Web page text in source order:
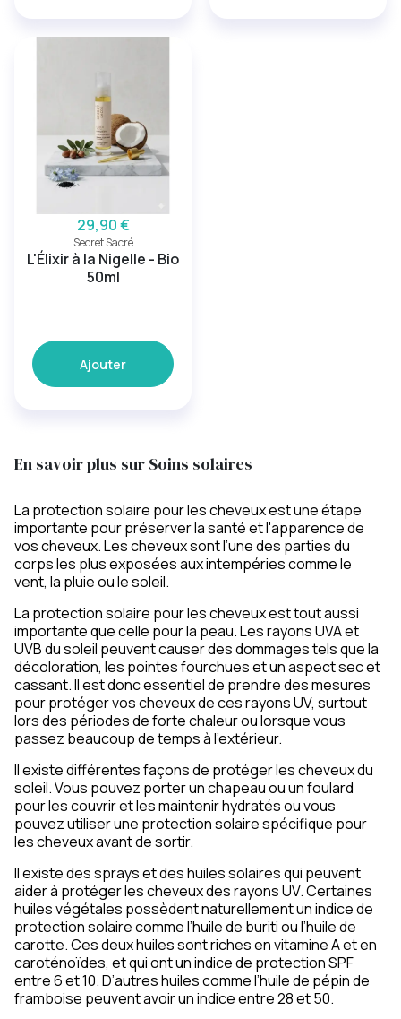
29,90 €
Secret Sacré
L'Élixir à la Nigelle - Bio
50ml
Ajouter
En savoir plus sur Soins solaires
La protection solaire pour les cheveux est une étape
importante pour préserver la santé et l'apparence de
vos cheveux. Les cheveux sont l’une des parties du
corps les plus exposées aux intempéries comme le
vent, la pluie ou le soleil.
La protection solaire pour les cheveux est tout aussi
importante que celle pour la peau. Les rayons UVA et
UVB du soleil peuvent causer des dommages tels que la
décoloration, les pointes fourchues et un aspect sec et
cassant. Il est donc essentiel de prendre des mesures
pour protéger vos cheveux de ces rayons UV, surtout
lors des périodes de forte chaleur ou lorsque vous
passez beaucoup de temps à l'extérieur.
Il existe différentes façons de protéger les cheveux du
soleil. Vous pouvez porter un chapeau ou un foulard
pour les couvrir et les maintenir hydratés ou vous
pouvez utiliser une protection solaire spécifique pour
les cheveux avant de sortir.
Il existe des sprays et des huiles solaires qui peuvent
aider à protéger les cheveux des rayons UV. Certaines
huiles végétales possèdent naturellement un indice de
protection solaire comme l’huile de buriti ou l’huile de
carotte. Ces deux huiles sont riches en vitamine A et en
caroténoïdes, et qui ont un indice de protection SPF
entre 6 et 10. D’autres huiles comme l’huile de pépin de
framboise peuvent avoir un indice entre 28 et 50.